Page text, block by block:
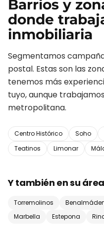
Barrios y
donde
inmobiliaria
Segmentamos
postal. Estas son las
tenemos más
tuyo, aunque
metropolitana.
Centro Histórico Soho
Teatinos
Limonar
Y también en su
Torremolinos
Marbella
Estepona